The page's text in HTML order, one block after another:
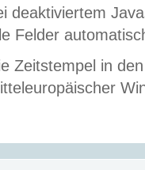
deaktiviertem
Felder
Zeitstempel in